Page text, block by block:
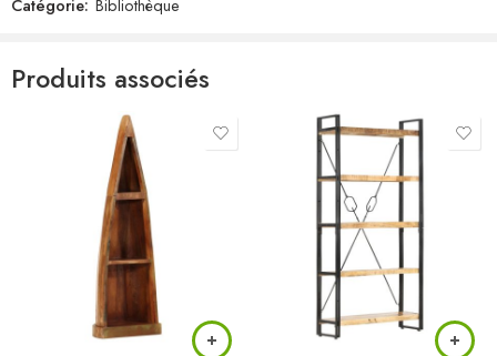
Catégorie: Bibliothèque
Produits associés